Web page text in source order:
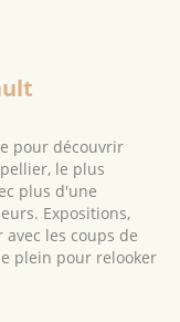
pour découvrir
le plus
plus d'une
Expositions,
les coups de
plein pour relooker